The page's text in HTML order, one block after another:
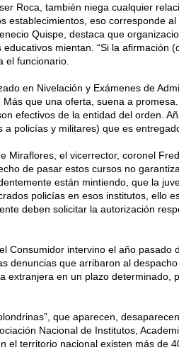
Roca, también niega cualquier
establecimientos, eso corresponde
Quispe, destaca que
mientan. “Si la afirmación
el funcionario.
en Nivelación y Exámenes de
que una oferta, suena a
efectivos de la entidad del orden.
policías y militares) que es
Miraflores, el vicerrector, coronel
de pasar estos cursos no
están mintiendo, que la
policías en esos institutos, ello
deben solicitar la autorización
Consumidor intervino el año pasado
denuncias que arribaron al
extranjera en un plazo determinado,
que aparecen,
Nacional de Institutos,
el territorio nacional existen más de